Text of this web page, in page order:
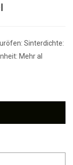
Sinterdichte:
Mehr al